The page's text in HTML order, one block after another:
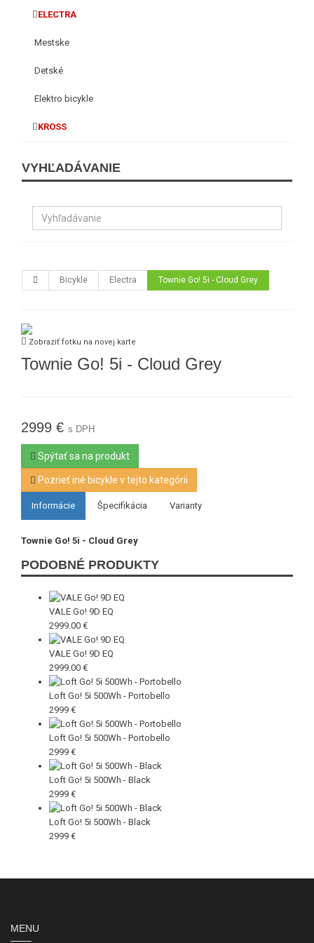
ELECTRA
Mestske
Detské
Elektro bicykle
KROSS
VYHĽADÁVANIE
Bicykle Electra Townie Go! 5i - Cloud Grey
Zobraziť fotku na novej karte
Townie Go! 5i - Cloud Grey
2999 € s DPH
Spýtať sa na produkt
Pozrieť iné bicykle v tejto kategórii
Informácie Špecifikácia Varianty
Townie Go! 5i - Cloud Grey
PODOBNÉ PRODUKTY
VALE Go! 9D EQ
2999.00 €
VALE Go! 9D EQ
2999.00 €
Loft Go! 5i 500Wh - Portobello
2999 €
Loft Go! 5i 500Wh - Portobello
2999 €
Loft Go! 5i 500Wh - Black
2999 €
Loft Go! 5i 500Wh - Black
2999 €
MENU